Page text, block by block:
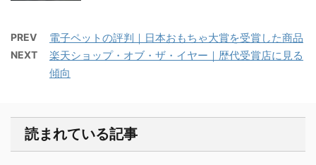
PREV 電子ペットの評判｜日本おもちゃ大賞を受賞した商品
NEXT
楽天ショップ・オブ・ザ・イヤー｜歴代受賞店に見る
傾向
読まれている記事